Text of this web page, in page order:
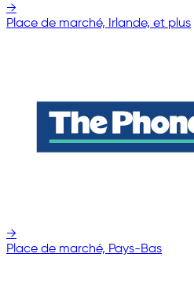
→
Place de marché, Irlande, et plus
→
Place de marché, Pays-Bas